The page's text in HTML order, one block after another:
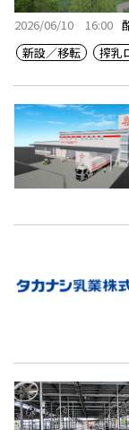
2026/06/10 16:00
新設／移転
搾乳